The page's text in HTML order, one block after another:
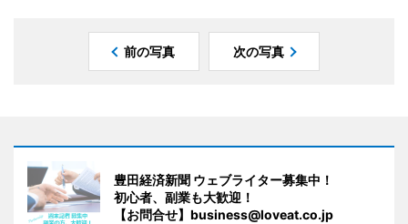
前の写真 次の写真
豊田経済新聞 ウェブライター募集中！
初心者、副業も大歓迎！
【お問合せ】business@loveat.co.jp